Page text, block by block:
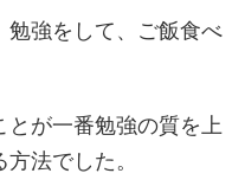
勉強をして、ご飯食べ
とが一番勉強の質を上
法でした。